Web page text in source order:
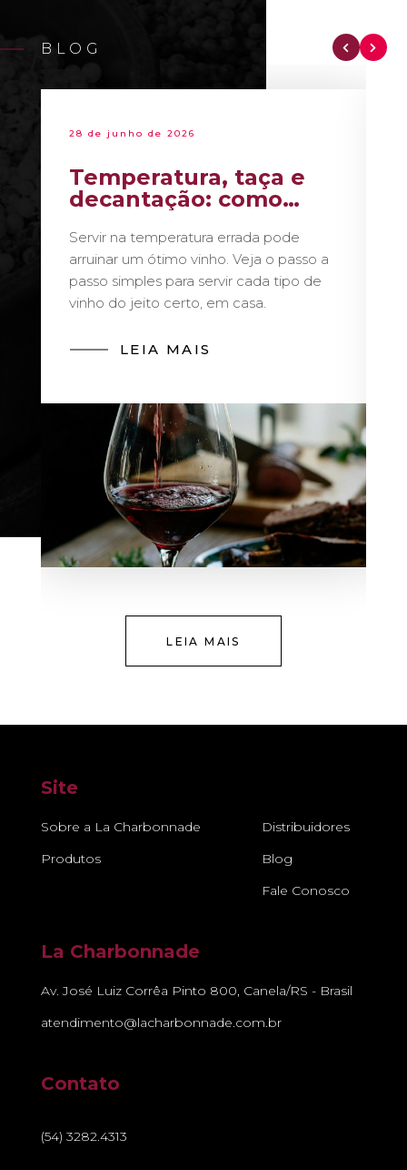
BLOG
28 de junho de 2026
Temperatura, taça e
decantação: como
sommelier
Servir na temperatura errada pode
arruinar um ótimo vinho. Veja o passo a
passo simples para servir cada tipo de
vinho do jeito certo, em casa.
LEIA MAIS
LEIA MAIS
Site
Sobre a La Charbonnade
Produtos
Distribuidores
Blog
Fale Conosco
La Charbonnade
Av. José Luiz Corrêa Pinto 800, Canela/RS - Brasil
atendimento@lacharbonnade.com.br
Contato
(54) 3282.4313